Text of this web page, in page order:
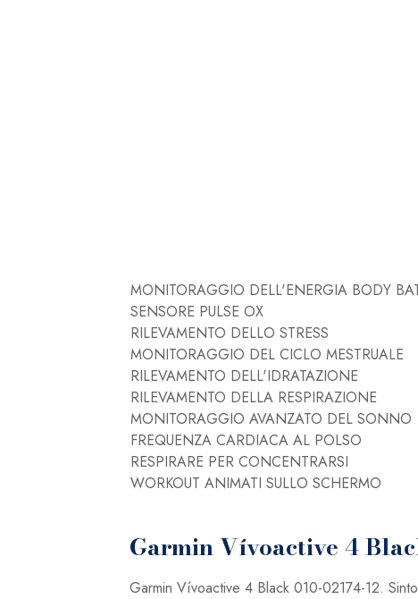
MONITORAGGIO DELL'ENERGIA BODY
SENSORE PULSE OX
RILEVAMENTO DELLO STRESS
MONITORAGGIO DEL CICLO MESTRUALE
RILEVAMENTO DELL'IDRATAZIONE
RILEVAMENTO DELLA RESPIRAZIONE
MONITORAGGIO AVANZATO DEL SONNO
FREQUENZA CARDIACA AL POLSO
RESPIRARE PER CONCENTRARSI
WORKOUT ANIMATI SULLO SCHERMO
Garmin Vívoactive 4
Garmin Vívoactive 4 Black 010-02174-12.